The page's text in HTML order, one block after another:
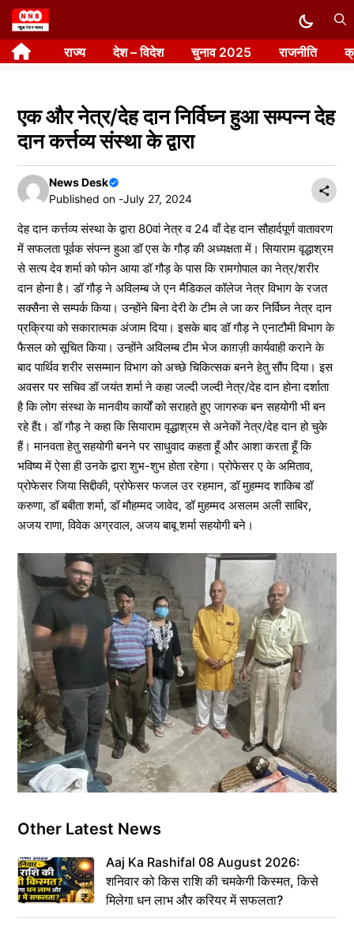
Skip
to
content राज्य देश – विदेश चुनाव 2025 राजनीति
एक और नेत्र/देह दान निर्विघ्न हुआ सम्पन्न देह
दान कर्त्तव्य संस्था के द्वारा
News Desk
Published on -July 27, 2024
देह दान कर्त्तव्य संस्था के द्वारा 80वां नेत्र व 24 वाँ देह दान सौहार्दपूर्ण वातावरण
में सफलता पूर्वक संपन्न हुआ डॉ एस के गौड़ की अध्यक्षता में। सियाराम वृद्धाश्रम
से सत्य देव शर्मा को फोन आया डॉ गौड़ के पास कि रामगोपाल का नेत्र/शरीर
दान होना है। डॉ गौड़ ने अविलम्ब जे एन मैडिकल कॉलेज नेत्र विभाग के रजत
सक्सैना से सम्पर्क किया। उन्होंने बिना देरी के टीम ले जा कर निर्विघ्न नेत्र दान
प्रक्रिया को सकारात्मक अंजाम दिया। इसके बाद डॉ गौड़ ने एनाटौमी विभाग के
फैसल को सूचित किया। उन्होंने अविलम्ब टीम भेज काग़ज़ी कार्यवाही कराने के
बाद पार्थिव शरीर ससम्मान विभाग को अच्छे चिकित्सक बनने हेतु सौंप दिया। इस
अवसर पर सचिव डॉ जयंत शर्मा ने कहा जल्दी जल्दी नेत्र/देह दान होना दर्शाता
है कि लोग संस्था के मानवीय कार्यों को सराहते हुए जागरुक बन सहयोगी भी बन
रहे हैंt। डॉ गौड़ ने कहा कि सियाराम वृद्धाश्रम से अनेकों नेत्र/देह दान हो चुके
हैं। मानवता हेतु सहयोगी बनने पर साधुवाद कहता हूँ और आशा करता हूँ कि
भविष्य में ऐसा ही उनके द्वारा शुभ-शुभ होता रहेगा। प्रोफेसर ए के अमिताव,
प्रोफेसर जिया सिद्दीकी, प्रोफेसर फजल उर रहमान, डॉ मुहम्मद शाकिब डॉ
करुणा, डॉ बबीता शर्मा, डॉ मौहम्मद जावेद, डॉ मुहम्मद असलम अली साबिर,
अजय राणा, विवेक अग्रवाल, अजय बाबू शर्मा सहयोगी बने।
Other Latest News
Aaj Ka Rashifal 08 August 2026:
शनिवार को किस राशि की चमकेगी किस्मत, किसे
मिलेगा धन लाभ और करियर में सफलता?